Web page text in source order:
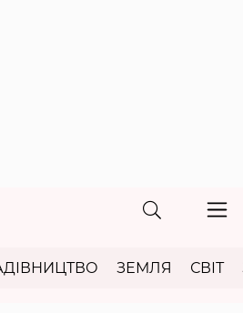
ЗЕМЛЯ СВІТ